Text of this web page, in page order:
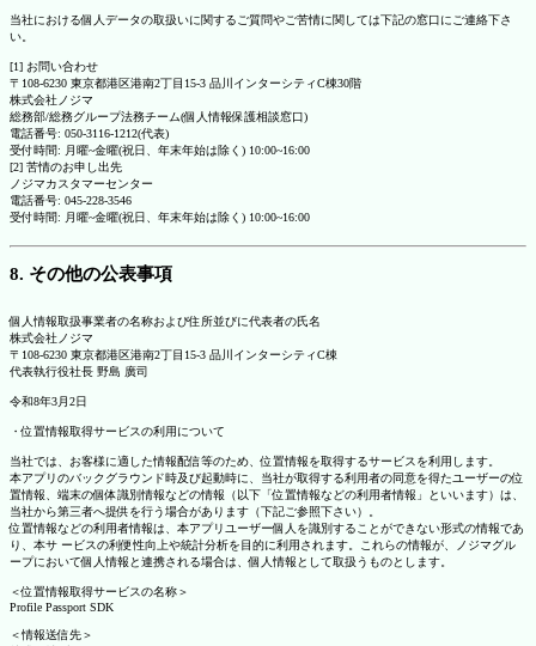
当社における個人データの取扱いに関するご質問やご苦情に関しては下記の窓口にご連絡下さ
い。
[1] お問い合わせ
〒108-6230 東京都港区港南2丁目15-3 品川インターシティC棟30階
株式会社ノジマ
総務部/総務グループ法務チーム(個人情報保護相談窓口)
電話番号: 050-3116-1212(代表)
受付時間: 月曜~金曜(祝日、年末年始は除く) 10:00~16:00
[2] 苦情のお申し出先
ノジマカスタマーセンター
電話番号: 045-228-3546
受付時間: 月曜~金曜(祝日、年末年始は除く) 10:00~16:00
8. その他の公表事項
個人情報取扱事業者の名称および住所並びに代表者の氏名
株式会社ノジマ
〒108-6230 東京都港区港南2丁目15-3 品川インターシティC棟
代表執行役社長 野島 廣司
令和8年3月2日
・位置情報取得サービスの利用について
当社では、お客様に適した情報配信等のため、位置情報を取得するサービスを利用します。
本アプリのバックグラウンド時及び起動時に、当社が取得する利用者の同意を得たユーザーの位
置情報、端末の個体識別情報などの情報（以下「位置情報などの利用者情報」といいます）は、
当社から第三者へ提供を行う場合があります（下記ご参照下さい）。
位置情報などの利用者情報は、本アプリユーザー個人を識別することができない形式の情報であ
り、本サ ービスの利便性向上や統計分析を目的に利用されます。これらの情報が、ノジマグル
ープにおいて個人情報と連携される場合は、個人情報として取扱うものとします。
＜位置情報取得サービスの名称＞
Profile Passport SDK
＜情報送信先＞